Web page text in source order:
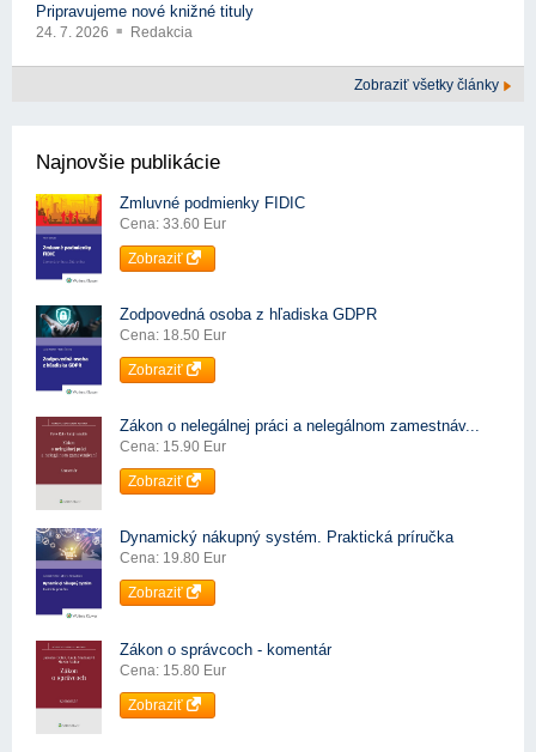
Pripravujeme nové knižné tituly
24. 7. 2026 Redakcia
Zobraziť všetky články
Najnovšie publikácie
Zmluvné podmienky FIDIC
Cena: 33.60 Eur
Zobraziť
Zodpovedná osoba z hľadiska GDPR
Cena: 18.50 Eur
Zobraziť
Zákon o nelegálnej práci a nelegálnom zamestnáv...
Cena: 15.90 Eur
Zobraziť
Dynamický nákupný systém. Praktická príručka
Cena: 19.80 Eur
Zobraziť
Zákon o správcoch - komentár
Cena: 15.80 Eur
Zobraziť